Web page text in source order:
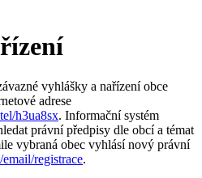
vyhlášky a nařízení obce
adrese
h3ua8sx. Informační systém
právní předpisy dle obcí a témat
vybraná obec vyhlásí nový právní
registrace.